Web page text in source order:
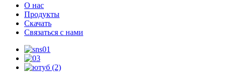
О нас
Продукты
Скачать
Связаться с нами